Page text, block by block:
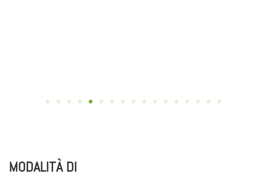
MODALITÀDI